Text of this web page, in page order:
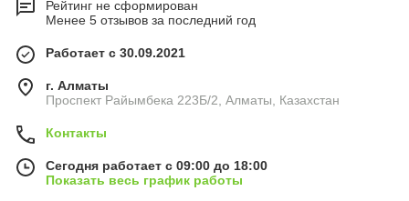
Рейтинг не сформирован
Менее 5 отзывов за последний год
Работает с 30.09.2021
г. Алматы
Проспект Райымбека 223Б/2, Алматы, Казахстан
Контакты
Сегодня работает с 09:00 до 18:00
Показать весь график работы